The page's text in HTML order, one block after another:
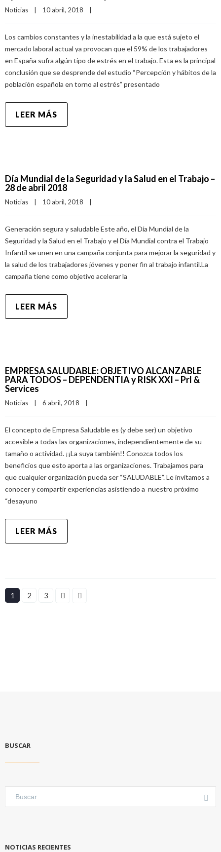
Noticias 10 abril, 2018
Los cambios constantes y la inestabilidad a la que está sujeto el
mercado laboral actual ya provocan que el 59% de los trabajadores
en España sufra algún tipo de estrés en el trabajo. Esta es la principal
conclusión que se desprende del estudio “Percepción y hábitos de la
población española en torno al estrés” presentado
LEER MÁS
Día Mundial de la Seguridad y la Salud en el Trabajo –
28 de abril 2018
Noticias 10 abril, 2018
Generación segura y saludable Este año, el Día Mundial de la
Seguridad y la Salud en el Trabajo y el Día Mundial contra el Trabajo
Infantil se unen en una campaña conjunta para mejorar la seguridad y
la salud de los trabajadores jóvenes y poner fin al trabajo infantil.La
campaña tiene como objetivo acelerar la
LEER MÁS
EMPRESA SALUDABLE: OBJETIVO ALCANZABLE
PARA TODOS – DEPENDENTIA y RISK XXI – Prl &
Services
Noticias 6 abril, 2018
El concepto de Empresa Saludable es (y debe ser) un objetivo
accesible a todas las organizaciones, independientemente de su
tamaño o actividad. ¡¡La suya también!! Conozca todos los
beneficios que esto aporta a las organizaciones. Trabajamos para
que cualquier organización pueda ser “SALUDABLE”. Le invitamos a
conocer y compartir experiencias asistiendo a nuestro próximo
“desayuno
LEER MÁS
1 2 3
BUSCAR
NOTICIAS RECIENTES